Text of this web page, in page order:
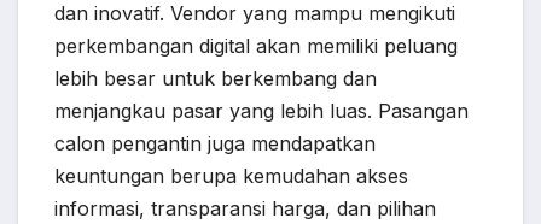
dan inovatif. Vendor yang mampu mengikuti
perkembangan digital akan memiliki peluang
lebih besar untuk berkembang dan
menjangkau pasar yang lebih luas. Pasangan
calon pengantin juga mendapatkan
keuntungan berupa kemudahan akses
informasi, transparansi harga, dan pilihan